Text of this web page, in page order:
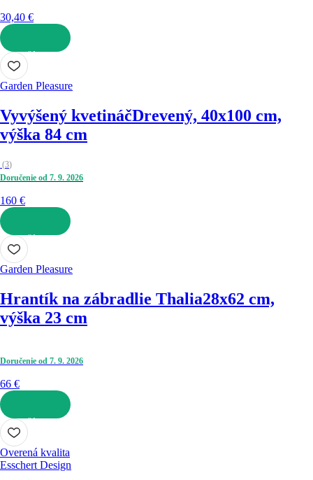
30,40 €
DO KOŠÍKA
Garden Pleasure
Vyvýšený kvetináčDrevený, 40x100 cm,
výška 84 cm
(3)
Doručenie od 7. 9. 2026
160 €
DO KOŠÍKA
Garden Pleasure
Hrantík na zábradlie Thalia28x62 cm,
výška 23 cm
Doručenie od 7. 9. 2026
66 €
DO KOŠÍKA
Overená kvalita
Esschert Design